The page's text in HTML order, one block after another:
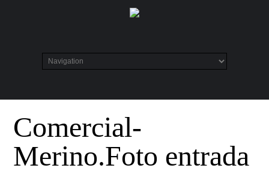
Comercial-
Merino.Foto entrada